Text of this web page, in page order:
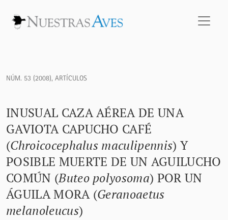
NÚM. 53 (2008), ARTÍCULOS
INUSUAL CAZA AÉREA DE UNA
GAVIOTA CAPUCHO CAFÉ
(Chroicocephalus maculipennis) Y
POSIBLE MUERTE DE UN AGUILUCHO
COMÚN (Buteo polyosoma) POR UN
ÁGUILA MORA (Geranoaetus
melanoleucus)